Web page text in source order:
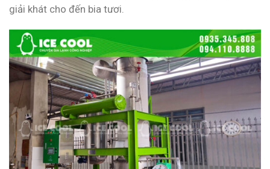
giải khát cho đến bia tươi.